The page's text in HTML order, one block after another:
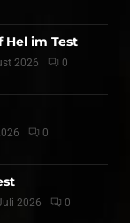
Hel im Test
2026 0
0
2026 0